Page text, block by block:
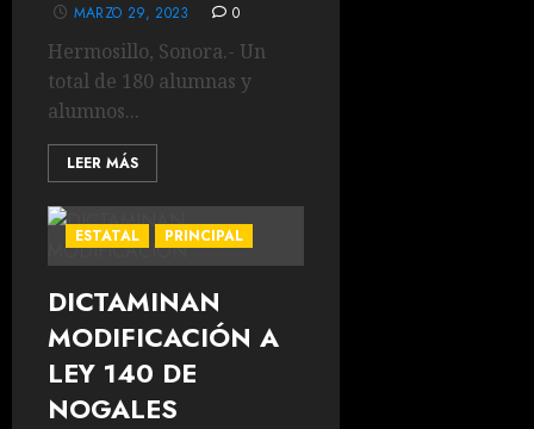
MARZO 29, 2023 0
Hermosillo, Sonora.- Un
total de 180 alumnas y
alumnos...
LEER MÁS
ESTATAL PRINCIPAL
DICTAMINAN
MODIFICACIÓN A
LEY 140 DE
NOGALES